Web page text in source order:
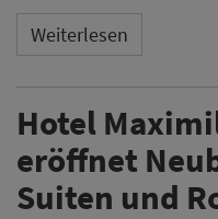
Weiterlesen
Hotel
eröffnet
Suiten und